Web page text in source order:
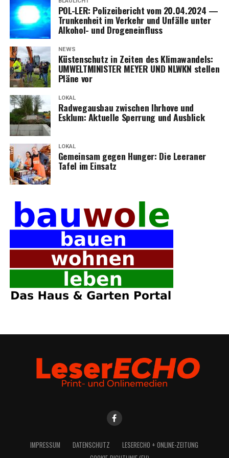
POL-LER: Poli­zei­be­richt vom 20.04.2024 —
Trun­ken­heit im Ver­kehr und Unfäl­le unter
Alko­hol- und Drogeneinfluss
NEWS
Küs­ten­schutz in Zei­ten des Kli­ma­wan­dels:
UMWELTMINISTER MEYER UND NLWKN stel­len
Plä­ne vor
LOKAL
Rad­weg­aus­bau zwi­schen Ihr­ho­ve und
Esklum: Aktu­el­le Sper­rung und Ausblick
LOKAL
Gemein­sam gegen Hun­ger: Die Leera­ner
Tafel im Einsatz
IMPRES­SUM DATEN­SCHUTZ
LESE­R­ECHO + ONLINE-ZEITUNG